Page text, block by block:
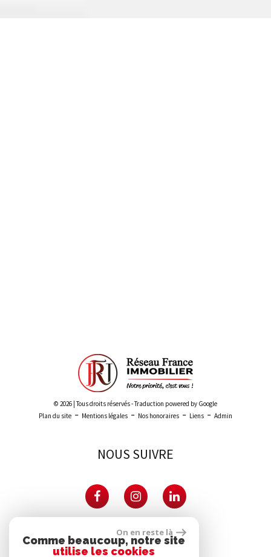
© 2026 | Tous droits réservés - Traduction powered by Google
Plan du site - Mentions légales - Nos honoraires - Liens - Admin
NOUS SUIVRE
PARTENAIRES
On en reste là
Comme beaucoup, notre site
utilise les cookies